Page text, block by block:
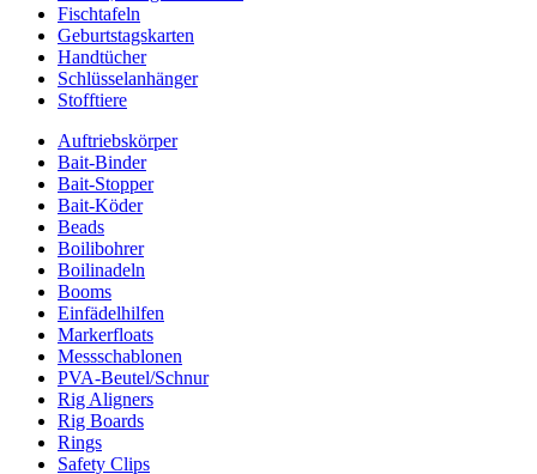
Fischtafeln
Geburtstagskarten
Handtücher
Schlüsselanhänger
Stofftiere
Auftriebskörper
Bait-Binder
Bait-Stopper
Bait-Köder
Beads
Boilibohrer
Boilinadeln
Booms
Einfädelhilfen
Markerfloats
Messschablonen
PVA-Beutel/Schnur
Rig Aligners
Rig Boards
Rings
Safety Clips